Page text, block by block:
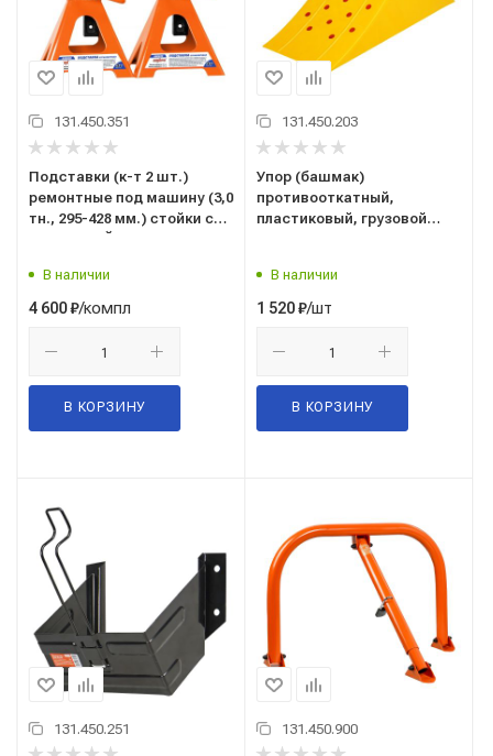
131.450.351
Подставки (к-т 2 шт.)
ремонтные под машину (3,0
тн., 295-428 мм.) стойки с
(оригинал "Ombra")
"A90036"
В наличии
4 600₽/компл
В КОРЗИНУ
131.450.203
Упор (башмак)
противооткатный,
пластиковый, грузовой
автомобилей
В наличии
1 520₽/шт
В КОРЗИНУ
131.450.251 131.450.900